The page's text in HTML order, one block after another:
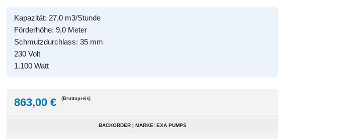
Kapazität: 27,0 m3/Stunde
Förderhöhe: 9,0 Meter
Schmutzdurchlass: 35 mm
230 Volt
1.100 Watt
863,00 € (Bruttopreis)
BACKORDER | MARKE: EXA PUMPS